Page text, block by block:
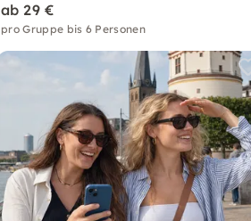
ab 29 €
pro Gruppe bis 6 Personen